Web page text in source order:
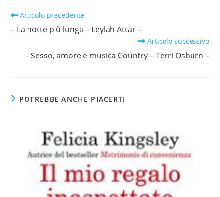
Leggi
articoli
Articolo precedente
– La notte più lunga – Leylah Attar –
Articolo successivo
– Sesso, amore e musica Country – Terri Osburn –
POTREBBE ANCHE PIACERTI